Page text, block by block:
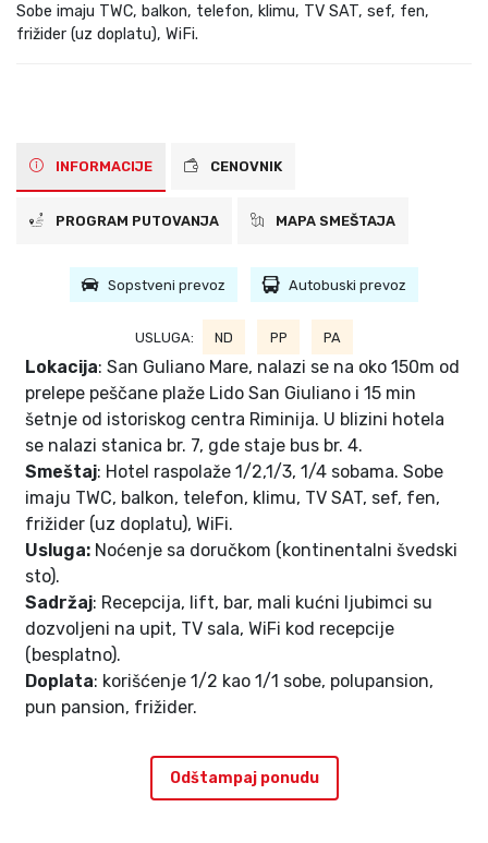
Sobe imaju TWC, balkon, telefon, klimu, TV SAT, sef, fen,
frižider (uz doplatu), WiFi.
INFORMACIJE CENOVNIK
PROGRAM PUTOVANJA MAPA SMEŠTAJA
Sopstveni prevoz Autobuski prevoz
USLUGA: ND PP PA
Lokacija: San Guliano Mare, nalazi se na oko 150m od
prelepe peščane plaže Lido San Giuliano i 15 min
šetnje od istoriskog centra Riminija. U blizini hotela
se nalazi stanica br. 7, gde staje bus br. 4.
Smeštaj: Hotel raspolaže 1/2,1/3, 1/4 sobama. Sobe
imaju TWC, balkon, telefon, klimu, TV SAT, sef, fen,
frižider (uz doplatu), WiFi.
Usluga: Noćenje sa doručkom (kontinentalni švedski
sto).
Sadržaj: Recepcija, lift, bar, mali kućni ljubimci su
dozvoljeni na upit, TV sala, WiFi kod recepcije
(besplatno).
Doplata: korišćenje 1/2 kao 1/1 sobe, polupansion,
pun pansion, frižider.
Odštampaj ponudu